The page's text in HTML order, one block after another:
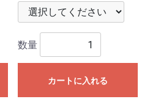
数量
カートに入れる